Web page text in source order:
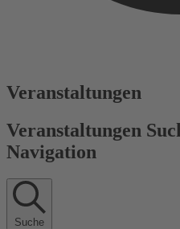
Veranstaltungen
Veranstaltungen
Navigation
Suche